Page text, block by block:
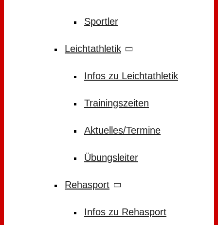
Sportler
Leichtathletik
Infos zu Leichtathletik
Trainingszeiten
Aktuelles/Termine
Übungsleiter
Rehasport
Infos zu Rehasport